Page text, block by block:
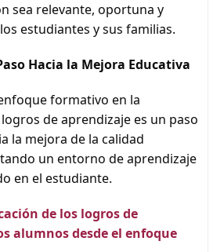
sea relevante, oportuna y
estudiantes y sus familias.
Hacia la Mejora Educativa
formativo en la
de aprendizaje es un paso
la mejora de la calidad
un entorno de aprendizaje
en el estudiante.
de los logros de
alumnos desde el enfoque